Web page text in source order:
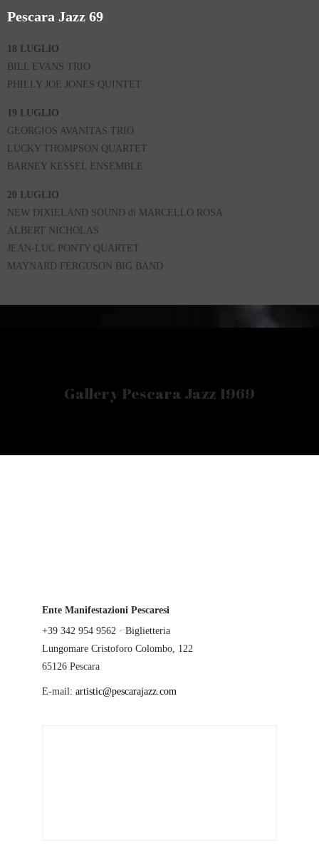
Pescara Jazz 69
18 LUGLIO
BILL EVANS TRIO
PHILLY JOE JONES QUINTET
19 LUGLIO
GEORGIOS AVANITAS TRIO
LUCKY THOMPSON QUARTET
BARNEY KESSEL ENSEMBLE
20 LUGLIO
NEW DIXIELAND SOUND di MARCELLO ROSA
ALBERT NICHOLAS
JEAN-LUC PONTY QUARTET
MAYNARD FERGUSON BIG BAND
Gallery Pescara Jazz 1969
Ente Manifestazioni Pescaresi
+39 342 954 9562 · Biglietteria
Lungomare Cristoforo Colombo, 122
65126 Pescara
E-mail: artistic@pescarajazz.com